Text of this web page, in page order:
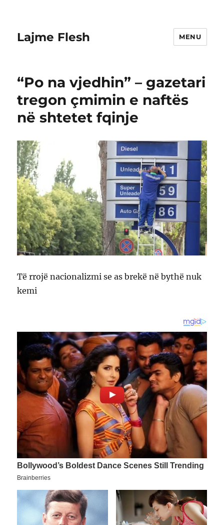
Lajme Flesh MENU
“Po na vjedhin” – gazetari
tregon çmimin e naftës
në shtetet fqinje
Të rrojë nacionalizmi se as brekë në bythë nuk
kemi